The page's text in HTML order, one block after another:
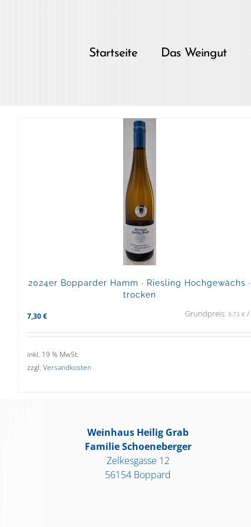
Startseite Das Weingut
2024er Bopparder Hamm · Riesling Hochgewächs ·
trocken
7,30 € Grundpreis: 9,73 €/
inkl. 19 % MwSt.
zzgl. Versandkosten
Weinhaus Heilig Grab
Familie Schoeneberger
Zelkesgasse 12
56154 Boppard